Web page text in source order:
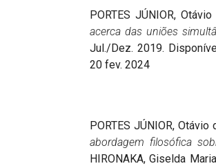
PORTES JÚNIOR,
acerca das uniões
Jul./Dez. 2019.
20 fev. 2024
PORTES JÚNIOR,
abordagem filosófica
HIRONAKA, Giselda